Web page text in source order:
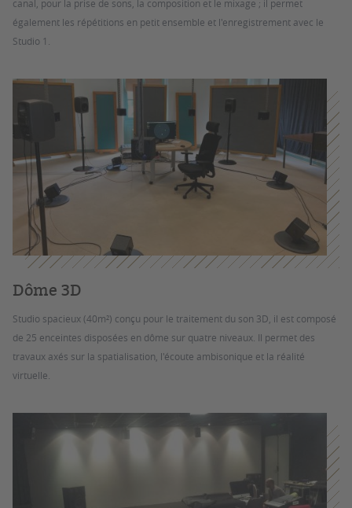
canal, pour la prise de sons, la composition et le mixage ; il permet
également les répétitions en petit ensemble et l'enregistrement avec le
Studio 1.
Dôme 3D
Studio spacieux (40m²) conçu pour le traitement du son 3D, il est composé
de 25 enceintes disposées en dôme sur quatre niveaux. Il permet des
travaux axés sur la spatialisation, l'écoute ambisonique et la réalité
virtuelle.